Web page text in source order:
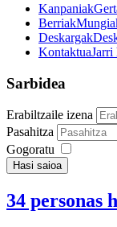
Kanpaniak
Berriak
Deskargak
KontaktuaJarri
Sarbidea
Erabiltzaile izena
Pasahitza
Gogoratu
Hasi saioa
34 personas